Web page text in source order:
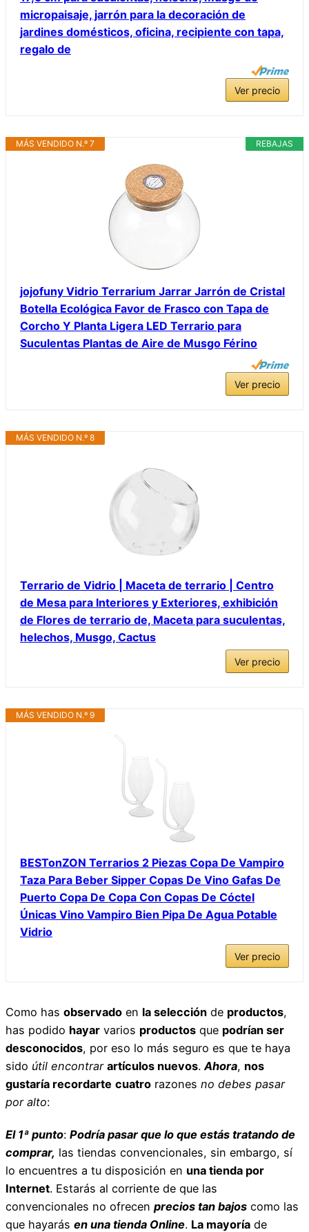
micropaisaje, jarrón para la decoración de
jardines domésticos, oficina, recipiente con tapa,
regalo de
Ver precio
REBAJAS
MÁS VENDIDO N.º 7
jojofuny Vidrio Terrarium Jarrar Jarrón de Cristal
Botella Ecológica Favor de Frasco con Tapa de
Corcho Y Planta Ligera LED Terrario para
Suculentas Plantas de Aire de Musgo Férino
Ver precio
MÁS VENDIDO N.º 8
Terrario de Vidrio | Maceta de terrario | Centro
de Mesa para Interiores y Exteriores, exhibición
de Flores de terrario de, Maceta para suculentas,
helechos, Musgo, Cactus
Ver precio
MÁS VENDIDO N.º 9
BESTonZON Terrarios 2 Piezas Copa De Vampiro
Taza Para Beber Sipper Copas De Vino Gafas De
Puerto Copa De Copa Con Copas De Cóctel
Únicas Vino Vampiro Bien Pipa De Agua Potable
Vidrio
Ver precio
Como has observado en la selección de productos,
has podido hayar varios productos que podrían ser
desconocidos, por eso lo más seguro es que te haya
sido útil encontrar artículos nuevos. Ahora, nos
gustaría recordarte cuatro razones no debes pasar
por alto:
El 1ª punto: Podría pasar que lo que estás tratando de
comprar, las tiendas convencionales, sin embargo, sí
lo encuentres a tu disposición en una tienda por
Internet. Estarás al corriente de que las
convencionales no ofrecen precios tan bajos como las
que hayarás en una tienda Online. La mayoría de